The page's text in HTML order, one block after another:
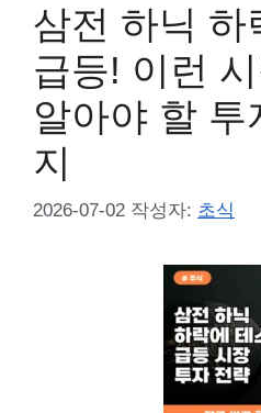
삼전 하닉 하
급등! 이런
알아야 할 투
지
2026-07-02 작성자: 초식